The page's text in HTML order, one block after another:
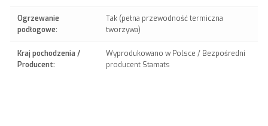
Ogrzewanie
podłogowe:
Tak (pełna przewodność termiczna
tworzywa)
Kraj pochodzenia /
Producent:
Wyprodukowano w Polsce / Bezpośredni
producent Stamats